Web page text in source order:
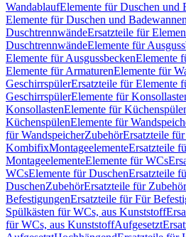
WandablaufElemente für Duschen und
Elemente für Duschen und Badewannen
DuschtrennwändeErsatzteile für
DuschtrennwändeElemente für
Elemente für AusgussbeckenElemente
Elemente für ArmaturenElemente für
GeschirrspülerErsatzteile für Elemente
GeschirrspülerElemente für
KonsollastenElemente für
KüchenspülenElemente für
für WandspeicherZubehörErsatzteile
KombifixMontageelementeErsatzteile
MontageelementeElemente für WCs
WCsElemente für DuschenErsatzteile
DuschenZubehörErsatzteile für Zubehör
BefestigungenErsatzteile für Für
Spülkästen für WCs, aus Kunststoff
für WCs, aus KunststoffAufgesetzt